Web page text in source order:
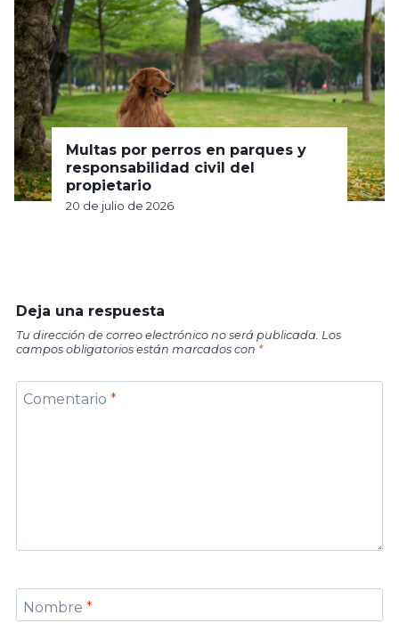
Multas por perros en parques y
responsabilidad civil del
propietario
20 de julio de 2026
Deja una respuesta
Tu dirección de correo electrónico no será publicada. Los
campos obligatorios están marcados con *
Comentario *
Nombre *